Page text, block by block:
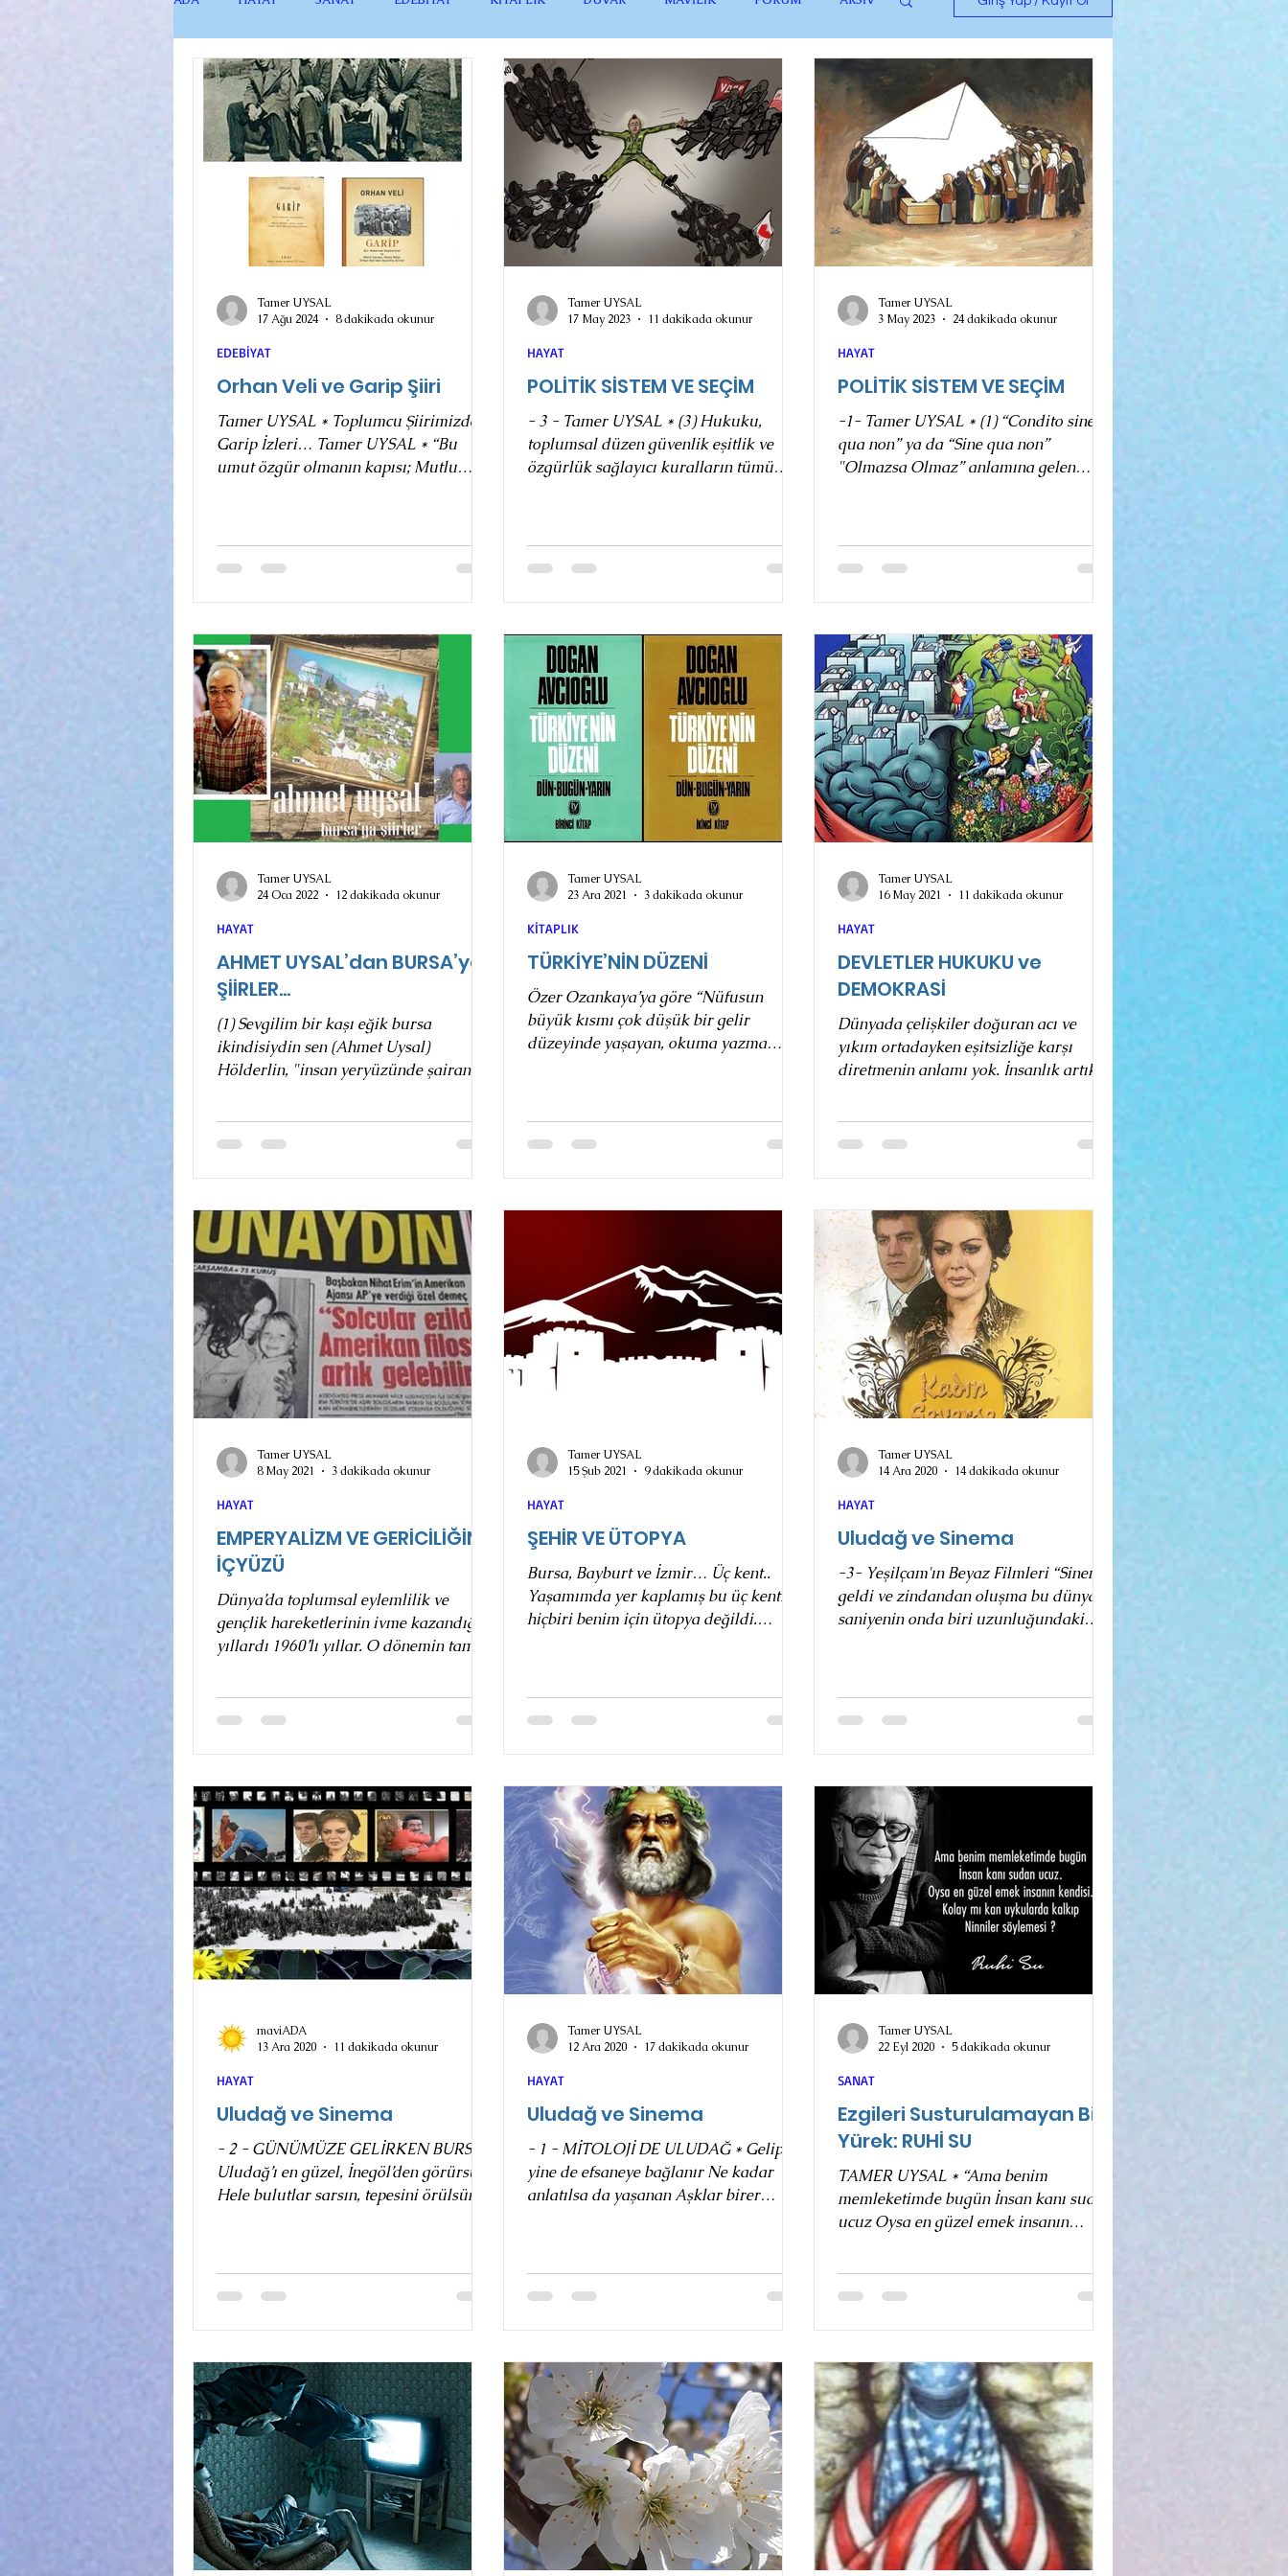
maviADA KÜNYE AY AYDINLIĞI
Orhan Veli ve Garip Şiiri
Tamer UYSAL * Toplumcu Şiirimizde
Garip İzleri… Tamer UYSAL * “Bu
umut özgür olmanın kapısı; Mutlu
EDEBİYAT
Tamer UYSAL
17 Ağu 2024
8 dakikada okunur
POLİTİK SİSTEM VE SEÇİM
- 3 - Tamer UYSAL * (3) Hukuku,
toplumsal düzen güvenlik eşitlik ve
özgürlük sağlayıcı kuralların tümü
HAYAT
Tamer UYSAL
17 May 2023
11 dakikada okunur
POLİTİK SİSTEM VE SEÇİM
-1- Tamer UYSAL * (1) “Condito sine
qua non” ya da “Sine qua non”
"Olmazsa Olmaz” anlamına gelen
HAYAT
Tamer UYSAL
3 May 2023
24 dakikada okunur
AHMET UYSAL’dan BURSA’ya
ŞİİRLER...
(1) Sevgilim bir kaşı eğik bursa
ikindisiydin sen (Ahmet Uysal)
Hölderlin, "insan yeryüzünde şairane
HAYAT
Tamer UYSAL
24 Oca 2022
12 dakikada okunur
TÜRKİYE’NİN DÜZENİ
Özer Ozankaya’ya göre “Nüfusun
büyük kısmı çok düşük bir gelir
düzeyinde yaşayan, okuma yazma
KİTAPLIK
Tamer UYSAL
23 Ara 2021
3 dakikada okunur
DEVLETLER HUKUKU ve
DEMOKRASİ
Dünyada çelişkiler doğuran acı ve
yıkım ortadayken eşitsizliğe karşı
diretmenin anlamı yok. İnsanlık artık
HAYAT
Tamer UYSAL
16 May 2021
11 dakikada okunur
EMPERYALİZM VE GERİCİLİĞİN
İÇYÜZÜ
Dünya’da toplumsal eylemlilik ve
gençlik hareketlerinin ivme kazandığı
yıllardı 1960’lı yıllar. O dönemin tam
HAYAT
Tamer UYSAL
8 May 2021
3 dakikada okunur
ŞEHİR VE ÜTOPYA
Bursa, Bayburt ve İzmir… Üç kent..
Yaşamımda yer kaplamış bu üç kentin
hiçbiri benim için ütopya değildi.
HAYAT
Tamer UYSAL
15 Şub 2021
9 dakikada okunur
Uludağ ve Sinema
-3- Yeşilçam'ın Beyaz Filmleri “Sinema
geldi ve zindandan oluşma bu dünyayı
saniyenin onda biri uzunluğundaki
HAYAT
Tamer UYSAL
14 Ara 2020
14 dakikada okunur
Uludağ ve Sinema
- 2 - GÜNÜMÜZE GELİRKEN BURSA
Uludağ’ı en güzel, İnegöl’den görürsün
Hele bulutlar sarsın, tepesini örülsün
HAYAT
maviADA
13 Ara 2020
11 dakikada okunur
Uludağ ve Sinema
- 1 - MİTOLOJİ DE ULUDAĞ * Gelip
yine de efsaneye bağlanır Ne kadar
anlatılsa da yaşanan Aşklar birer
HAYAT
Tamer UYSAL
12 Ara 2020
17 dakikada okunur
Ezgileri Susturulamayan Bir
Yürek: RUHİ SU
TAMER UYSAL * “Ama benim
memleketimde bugün İnsan kanı sudan
ucuz Oysa en güzel emek insanın
SANAT
Tamer UYSAL
22 Eyl 2020
5 dakikada okunur